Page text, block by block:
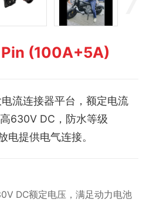
(100A+5A)
流连接器平台，额定电流
630V DC，防水等级
电提供电气连接。
DC额定电压，满足动力电池